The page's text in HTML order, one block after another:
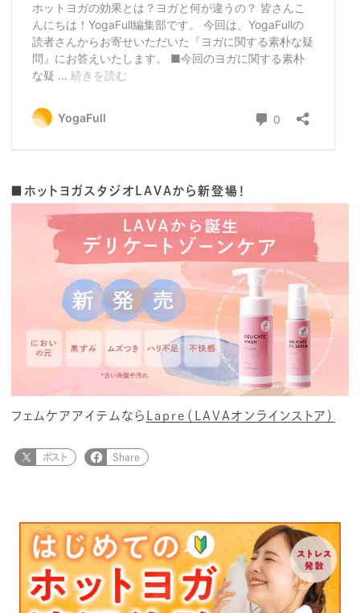
■ホットヨガスタジオLAVAから新登場！
フェムケアアイテムなら Lapre（LAVAオンラインストア）
ポスト Share